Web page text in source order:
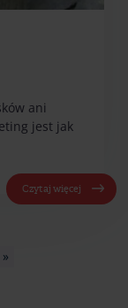
ani
jest jak
Czytaj więcej
»